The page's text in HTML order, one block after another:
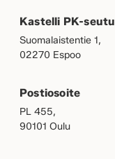
Kastelli PK-seutu
Suomalaistentie 1,
02270 Espoo
Postiosoite
PL 455,
90101 Oulu